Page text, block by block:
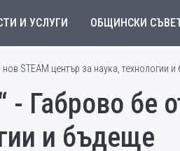
И УСЛУГИ ОБЩИНСКИ
STEAM център за наука, технологии
Габрово бе
и бъдеще